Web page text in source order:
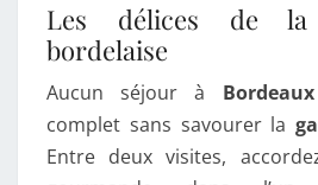
Les délices de la
bordelaise
Aucun séjour à Bordeaux
complet sans savourer la
Entre deux visites,